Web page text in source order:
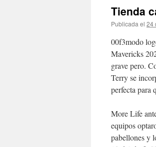
Tienda
Publicada el 24
00f3modo
Mavericks
grave pero.
Terry se
perfecta para
More Life
equipos
pabellones y